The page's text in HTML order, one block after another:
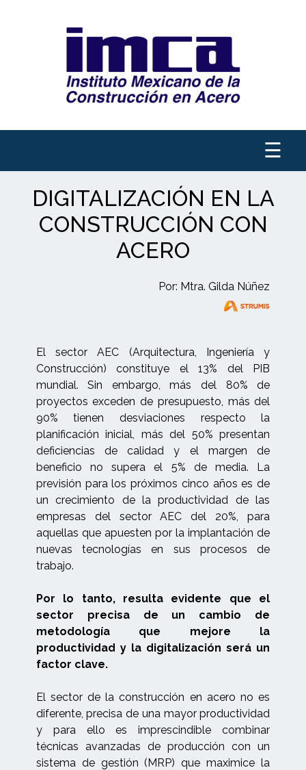
☰
DIGITALIZACIÓN EN LA
CONSTRUCCIÓN CON
ACERO
Por: Mtra. Gilda Núñez
El sector AEC (Arquitectura, Ingeniería y
Construcción) constituye el 13% del PIB
mundial. Sin embargo, más del 80% de
proyectos exceden de presupuesto, más del
90% tienen desviaciones respecto la
planificación inicial, más del 50% presentan
deficiencias de calidad y el margen de
beneficio no supera el 5% de media. La
previsión para los próximos cinco años es de
un crecimiento de la productividad de las
empresas del sector AEC del 20%, para
aquellas que apuesten por la implantación de
nuevas tecnologías en sus procesos de
trabajo.
Por lo tanto, resulta evidente que el
sector precisa de un cambio de
metodología que mejore la
productividad y la digitalización será un
factor clave.
El sector de la construcción en acero no es
diferente, precisa de una mayor productividad
y para ello es imprescindible combinar
técnicas avanzadas de producción con un
sistema de gestión (MRP) que maximice la